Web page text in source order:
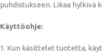
puhdistukseen. Likaa hylkivä
Käyttöohje:
1. Kun käsittelet tuotetta,